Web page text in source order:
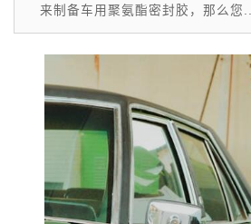
来制备车用聚氨酯密封胶，那么您...